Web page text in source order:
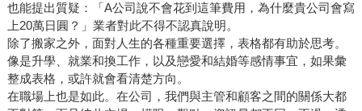
也能提出質疑：「A公司說不會花到這筆費用，為什麼貴公司會寫
上20萬日圓？」業者對此不得不認真說明。
除了搬家之外，面對人生的各種重要選擇，表格都有助於思考。
像是升學、就業和換工作，以及戀愛和結婚等感情事宜，如果彙
整成表格，或許就會看清楚方向。
在職場上也是如此。在公司，我們與主管和顧客之間的關係大都